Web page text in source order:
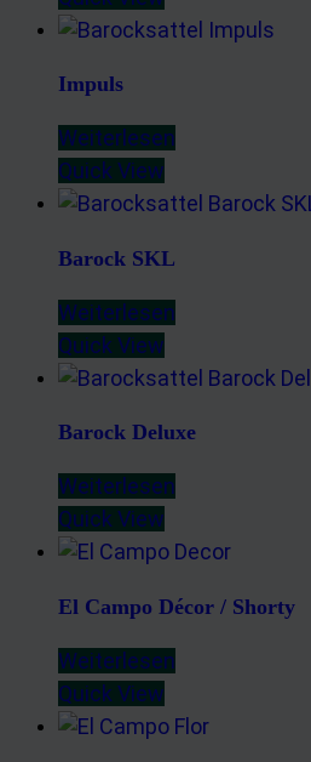
Impuls
Weiterlesen
Quick View
Barock SKL
Weiterlesen
Quick View
Barock Deluxe
Weiterlesen
Quick View
El Campo Décor / Shorty
Weiterlesen
Quick View